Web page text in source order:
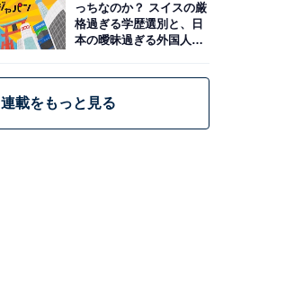
っちなのか？ スイスの厳
格過ぎる学歴選別と、日
本の曖昧過ぎる外国人政
連載をもっと見る